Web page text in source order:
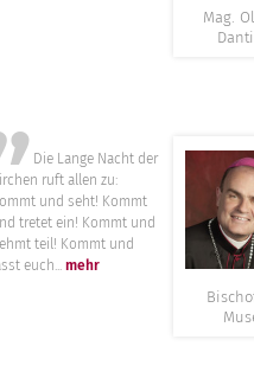
Mag.
Lange Nacht der
ruft allen zu:
und seht! Kommt
tretet ein! Kommt und
teil! Kommt und
euch...mehr